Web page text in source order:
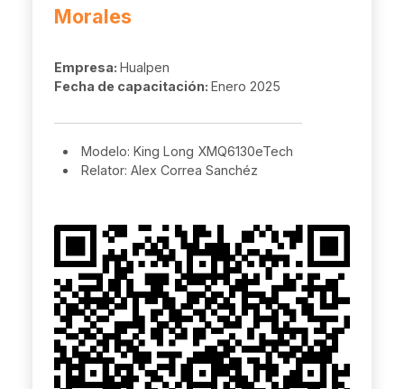
Morales
Empresa: Hualpen
Fecha de capacitación: Enero 2025
Modelo: King Long XMQ6130eTech
Relator: Alex Correa Sanchéz